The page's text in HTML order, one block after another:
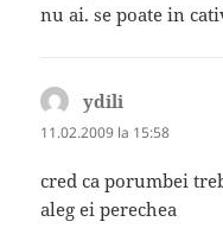
nu ai. se poate in
ydili
11.02.2009 la 15:58
cred ca porumbei
aleg ei perechea